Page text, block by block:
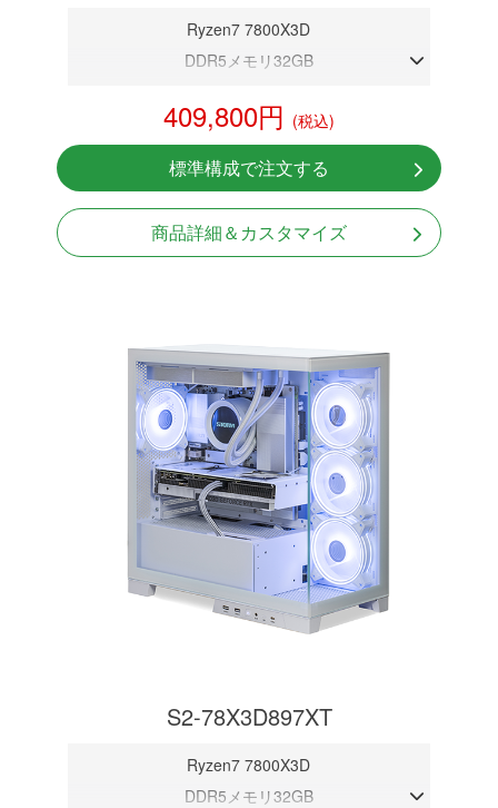
Ryzen7 7800X3D
DDR5メモリ32GB
NVMeSSD 1TB
無線LAN Bluetooth対応
Windows11 Home 64bit
409,800円 (税込)
標準構成で注文する
商品詳細＆カスタマイズ
S2-78X3D897XT
Ryzen7 7800X3D
DDR5メモリ32GB